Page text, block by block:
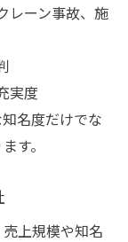
レーン事故、施
実度
名度だけでな
す。
上規模や知名